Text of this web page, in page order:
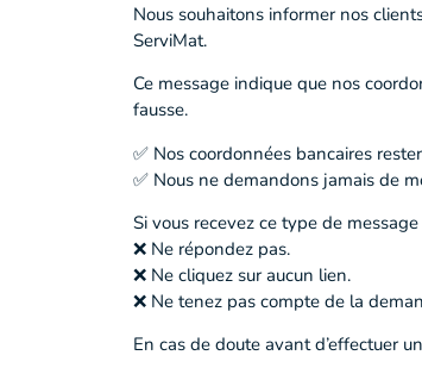
Nous souhaitons informer nos
ServiMat.
Ce message indique que nos
fausse.
✅ Nos coordonnées bancaires
✅ Nous ne demandons jamais de
Si vous recevez ce type de message
❌ Ne répondez pas.
❌ Ne cliquez sur aucun lien.
❌ Ne tenez pas compte de la
En cas de doute avant d’effectuer